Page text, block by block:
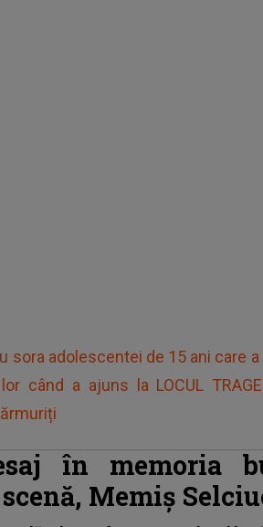
sora adolescentei de 15 ani care
când a ajuns la LOCUL
în memoria
Memiș